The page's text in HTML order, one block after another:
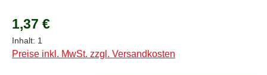
Regulärer Preis:
1,37 €
Inhalt: 1
Preise inkl. MwSt. zzgl. Versandkosten